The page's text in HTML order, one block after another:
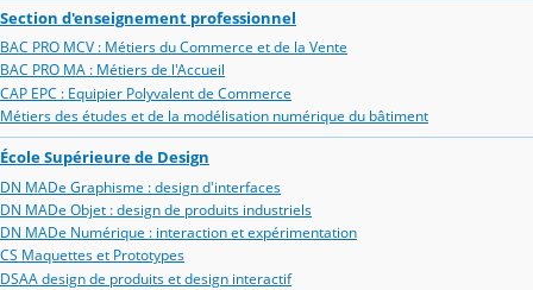
Section d'enseignement professionnel
BAC PRO MCV : Métiers du Commerce et de la Vente
BAC PRO MA : Métiers de l'Accueil
CAP EPC : Equipier Polyvalent de Commerce
Métiers des études et de la modélisation numérique du bâtiment
École Supérieure de Design
DN MADe Graphisme : design d'interfaces
DN MADe Objet : design de produits industriels
DN MADe Numérique : interaction et expérimentation
CS Maquettes et Prototypes
DSAA design de produits et design interactif